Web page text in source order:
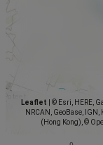
Leaflet
© Esri, HERE,
NRCAN, GeoBase,
(Hong Kong), ©